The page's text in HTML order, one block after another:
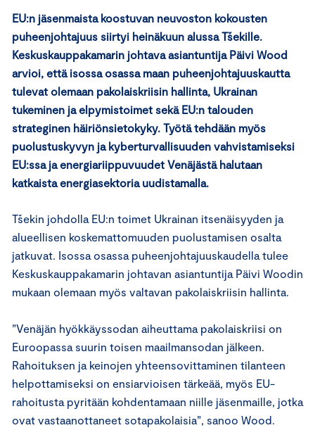
EU:n jäsenmaista koostuvan neuvoston kokousten
puheenjohtajuus siirtyi heinäkuun alussa Tšekille.
Keskuskauppakamarin johtava asiantuntija Päivi Wood
arvioi, että isossa osassa maan puheenjohtajuuskautta
tulevat olemaan pakolaiskriisin hallinta, Ukrainan
tukeminen ja elpymistoimet sekä EU:n talouden
strateginen häiriönsietokyky. Työtä tehdään myös
puolustuskyvyn ja kyberturvallisuuden vahvistamiseksi
EU:ssa ja energiariippuvuudet Venäjästä halutaan
katkaista energiasektoria uudistamalla.
Tšekin johdolla EU:n toimet Ukrainan itsenäisyyden ja
alueellisen koskemattomuuden puolustamisen osalta
jatkuvat. Isossa osassa puheenjohtajuuskaudella tulee
Keskuskauppakamarin johtavan asiantuntija Päivi Woodin
mukaan olemaan myös valtavan pakolaiskriisin hallinta.
”Venäjän hyökkäyssodan aiheuttama pakolaiskriisi on
Euroopassa suurin toisen maailmansodan jälkeen.
Rahoituksen ja keinojen yhteensovittaminen tilanteen
helpottamiseksi on ensiarvioisen tärkeää, myös EU-
rahoitusta pyritään kohdentamaan niille jäsenmaille, jotka
ovat vastaanottaneet sotapakolaisia”, sanoo Wood.